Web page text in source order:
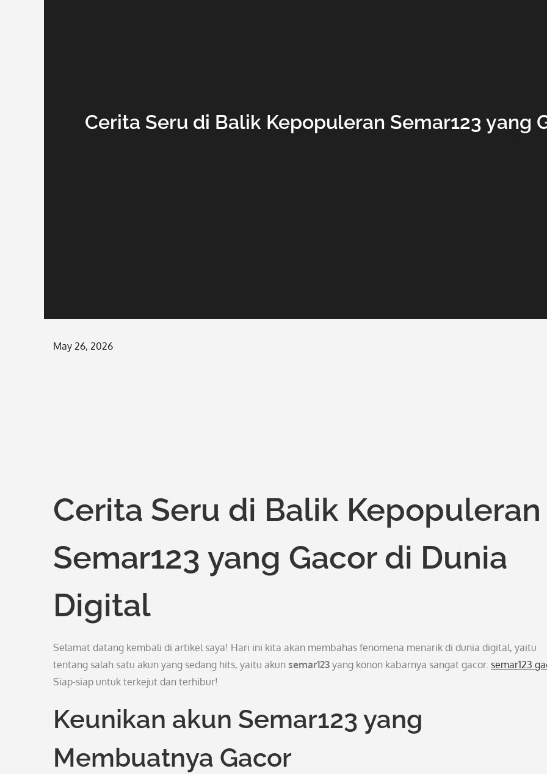
Cerita Seru di Balik Kepopuleran Semar123 yang
Posted
May 26, 2026
Cerita Seru di Balik Kepopuleran
Semar123 yang Gacor di Dunia
Digital
Selamat datang kembali di artikel saya! Hari ini kita akan membahas fenomena menarik di dunia digital, yaitu
tentang salah satu akun yang sedang hits, yaitu akun semar123 yang konon kabarnya sangat gacor. semar123
Siap-siap untuk terkejut dan terhibur!
Keunikan akun Semar123 yang
Membuatnya Gacor